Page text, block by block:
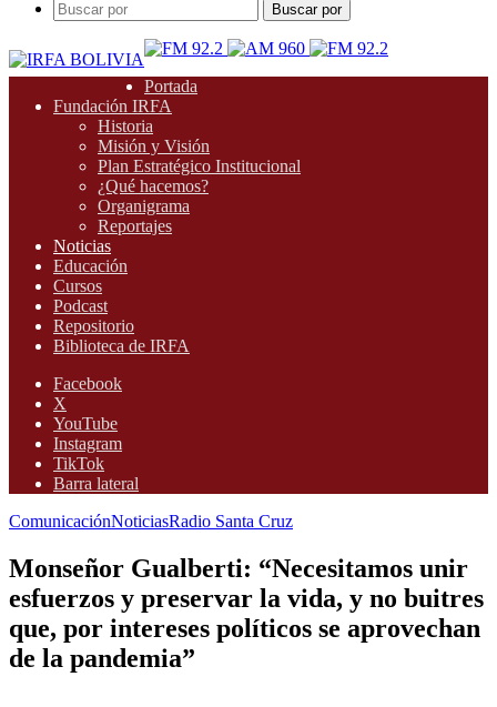
Buscar por
Portada
Fundación IRFA
Historia
Misión y Visión
Plan Estratégico Institucional
¿Qué hacemos?
Organigrama
Reportajes
Noticias
Educación
Cursos
Podcast
Repositorio
Biblioteca de IRFA
Facebook
X
YouTube
Instagram
TikTok
Barra lateral
ComunicaciónNoticiasRadio Santa Cruz
Monseñor Gualberti: “Necesitamos unir
esfuerzos y preservar la vida, y no buitres
que, por intereses políticos se aprovechan
de la pandemia”